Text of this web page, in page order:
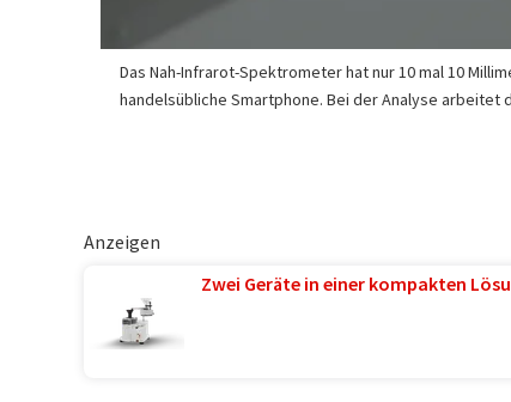
Das Nah-Infrarot-Spektrometer hat nur 10 mal 10
handelsübliche Smartphone. Bei der Analyse arbeitet
Anzeigen
Zwei Geräte in einer kompakten